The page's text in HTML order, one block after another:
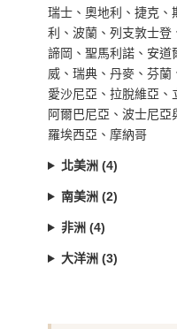
瑞士、奧地利、捷克、
利、波蘭、列支敦士登
諦岡、聖馬利諾、安道
威、瑞典、丹麥、芬蘭
愛沙尼亞、拉脫維亞、
阿爾巴尼亞、波士尼
羅埃西亞、摩納哥
北美洲 (4)
南美洲 (2)
非洲 (4)
大洋洲 (3)